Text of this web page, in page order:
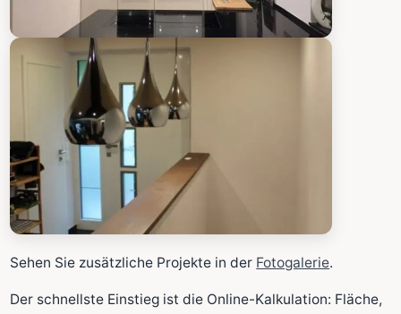
Sehen Sie zusätzliche Projekte in der Fotogalerie.
Der schnellste Einstieg ist die Online-Kalkulation: Fläche,